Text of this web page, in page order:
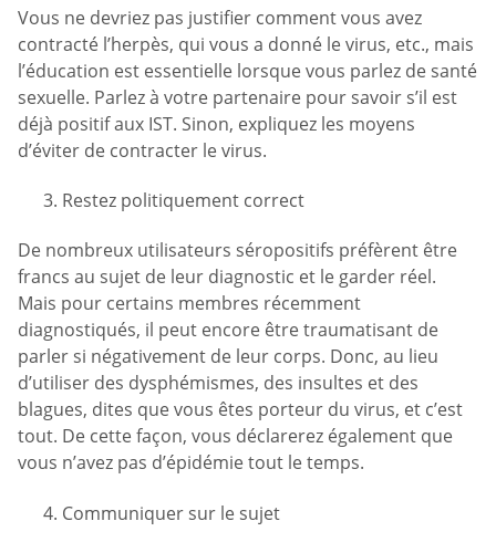
Vous ne devriez pas justifier comment vous avez
contracté l’herpès, qui vous a donné le virus, etc., mais
l’éducation est essentielle lorsque vous parlez de santé
sexuelle. Parlez à votre partenaire pour savoir s’il est
déjà positif aux IST. Sinon, expliquez les moyens
d’éviter de contracter le virus.
Restez politiquement correct
De nombreux utilisateurs séropositifs préfèrent être
francs au sujet de leur diagnostic et le garder réel.
Mais pour certains membres récemment
diagnostiqués, il peut encore être traumatisant de
parler si négativement de leur corps. Donc, au lieu
d’utiliser des dysphémismes, des insultes et des
blagues, dites que vous êtes porteur du virus, et c’est
tout. De cette façon, vous déclarerez également que
vous n’avez pas d’épidémie tout le temps.
Communiquer sur le sujet